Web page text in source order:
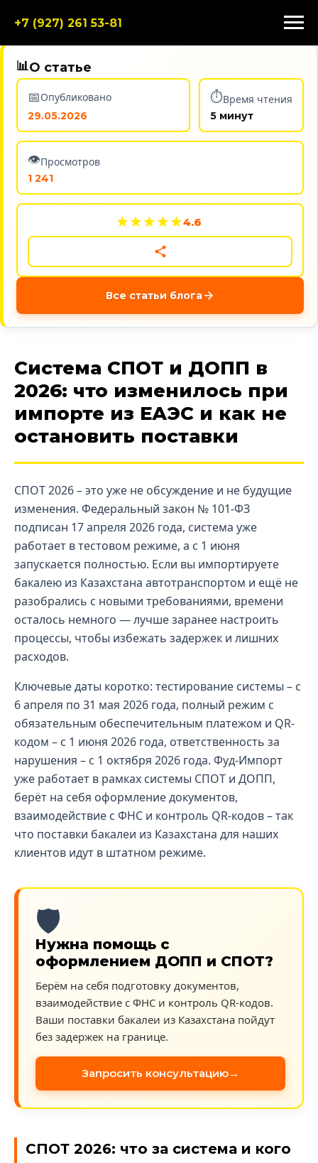
+7 (927) 261 53-81
📊О статье
📅Опубликовано
29.05.2026
⏱️Время чтения
5 минут
👁️Просмотров
1 241
★★★★★4.6
Все статьи блога
Система СПОТ и ДОПП в
2026: что изменилось при
импорте из ЕАЭС и как не
остановить поставки
СПОТ 2026 – это уже не обсуждение и не будущие
изменения. Федеральный закон № 101-ФЗ
подписан 17 апреля 2026 года, система уже
работает в тестовом режиме, а с 1 июня
запускается полностью. Если вы импортируете
бакалею из Казахстана автотранспортом и ещё не
разобрались с новыми требованиями, времени
осталось немного — лучше заранее настроить
процессы, чтобы избежать задержек и лишних
расходов.
Ключевые даты коротко: тестирование системы – с
6 апреля по 31 мая 2026 года, полный режим с
обязательным обеспечительным платежом и QR-
кодом – с 1 июня 2026 года, ответственность за
нарушения – с 1 октября 2026 года. Фуд-Импорт
уже работает в рамках системы СПОТ и ДОПП,
берёт на себя оформление документов,
взаимодействие с ФНС и контроль QR-кодов – так
что поставки бакалеи из Казахстана для наших
клиентов идут в штатном режиме.
🛡️
Нужна помощь с
оформлением ДОПП и СПОТ?
Берём на себя подготовку документов,
взаимодействие с ФНС и контроль QR-кодов.
Ваши поставки бакалеи из Казахстана пойдут
без задержек на границе.
Запросить консультацию
СПОТ 2026: что за система и кого